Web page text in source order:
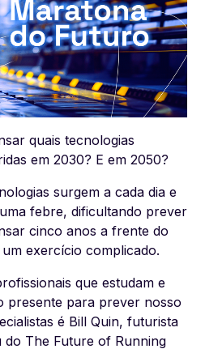
quais tecnologias
em 2030? E em 2050?
surgem a cada dia e
febre, dificultando prever
cinco anos a frente do
exercício complicado.
que estudam e
presente para prever nosso
é Bill Quin, futurista
do The Future of Running